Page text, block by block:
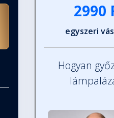
2990
egyszeri
Hogyan